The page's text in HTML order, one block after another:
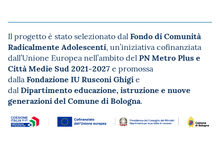
Il progetto è stato selezionato dal Fondo di Comunità
Radicalmente Adolescenti, un’iniziativa cofinanziata
dall’Unione Europea nell’ambito del PN Metro Plus e
Città Medie Sud 2021-2027e promossa
dalla Fondazione IU Rusconi Ghigi e
dal Dipartimento educazione, istruzione e nuove
generazioni del Comune di Bologna.